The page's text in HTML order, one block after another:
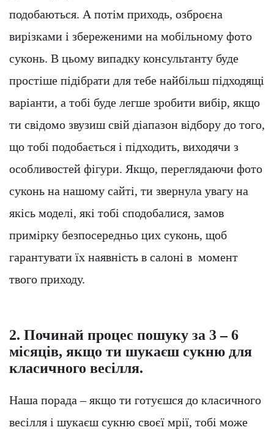
подобаються. А потім приходь, озброєна
вирізками і збереженими на мобільному фото
суконь. В цьому випадку консультанту буде
простіше підібрати для тебе найбільш підходящі
варіанти, а тобі буде легше зробити вибір, якщо
ти свідомо звузиш свій діапазон відбору до того,
що тобі подобається і підходить, виходячи з
особливостей фігури. Якщо, переглядаючи фото
суконь на нашому сайті, ти звернула увагу на
якісь моделі, які тобі сподобалися, замов
примірку безпосередньо цих суконь, щоб
гарантувати їх наявність в салоні в момент
твого приходу.
2. Починай процес пошуку за 3 – 6
місяців, якщо ти шукаєш сукню для
класичного весілля.
Наша порада – якщо ти готуєшся до класичного
весілля і шукаєш сукню своєї мрії, тобі може